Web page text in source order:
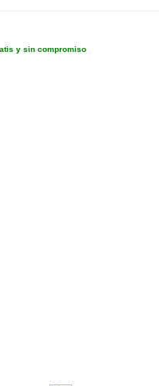
y sin compromiso